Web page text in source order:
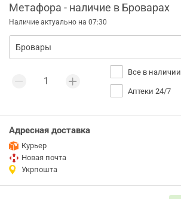
Метафора - наличие в Броварах
Наличие актуально на 07:30
Все в наличии
Аптеки 24/7
Адресная доставка
Курьер
Новая почта
Укрпошта